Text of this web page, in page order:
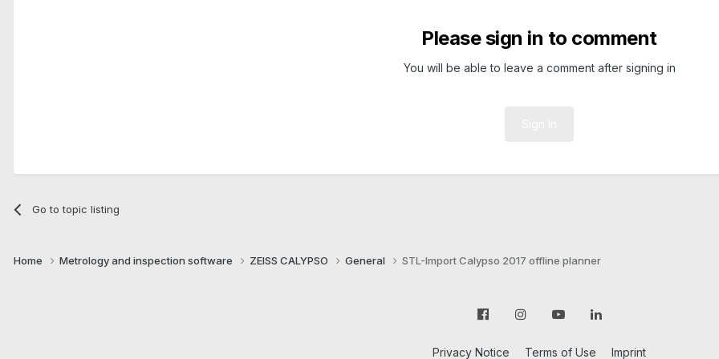
Please sign in to comment
You will be able to leave a comment after signing in
Go to topic listing
Home Metrology and inspection software ZEISS CALYPSO General STL-Import Calypso 2017 offline planner
Privacy Notice Terms of Use Imprint